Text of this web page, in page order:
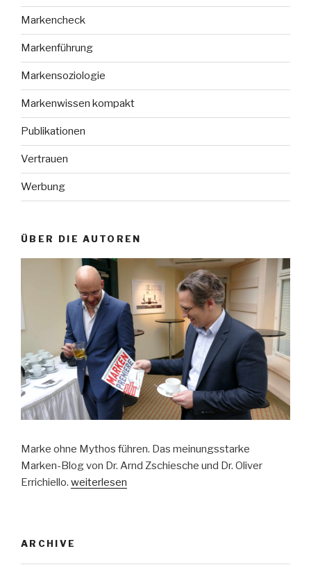
Markencheck
Markenführung
Markensoziologie
Markenwissen kompakt
Publikationen
Vertrauen
Werbung
ÜBER DIE AUTOREN
Marke ohne Mythos führen. Das meinungsstarke
Marken-Blog von Dr. Arnd Zschiesche und Dr. Oliver
Errichiello. weiterlesen
ARCHIVE